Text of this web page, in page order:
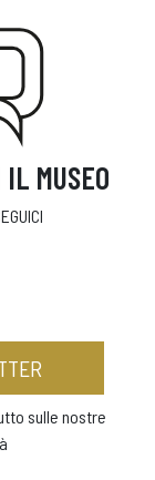
MUSEO
sulle nostre